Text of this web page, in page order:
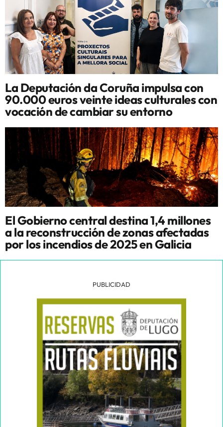
La Deputación da Coruña impulsa con
90.000 euros veinte ideas culturales con
vocación de cambiar su entorno
El Gobierno central destina 1,4 millones
a la reconstrucción de zonas afectadas
por los incendios de 2025 en Galicia
PUBLICIDAD